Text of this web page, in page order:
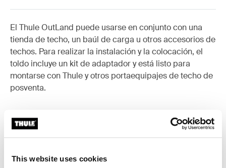
This website uses cookies
El Thule OutLand puede usarse en conjunto con una
tienda de techo, un baúl de carga u otros accesorios de
techos. Para realizar la instalación y la colocación, el
toldo incluye un kit de adaptador y está listo para
montarse con Thule y otros portaequipajes de techo de
posventa.
Awning